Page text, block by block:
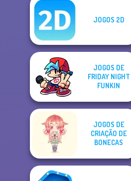
Manga Creator -
Fantasy World...
JOGOS 2D
JOGOS DE
FRIDAY NIGHT
FUNKIN
JOGOS DE
CRIAÇÃO DE
BONECAS